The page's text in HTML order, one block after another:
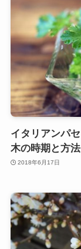
イタリアンパ
木の時期と方法
2018年6月17日